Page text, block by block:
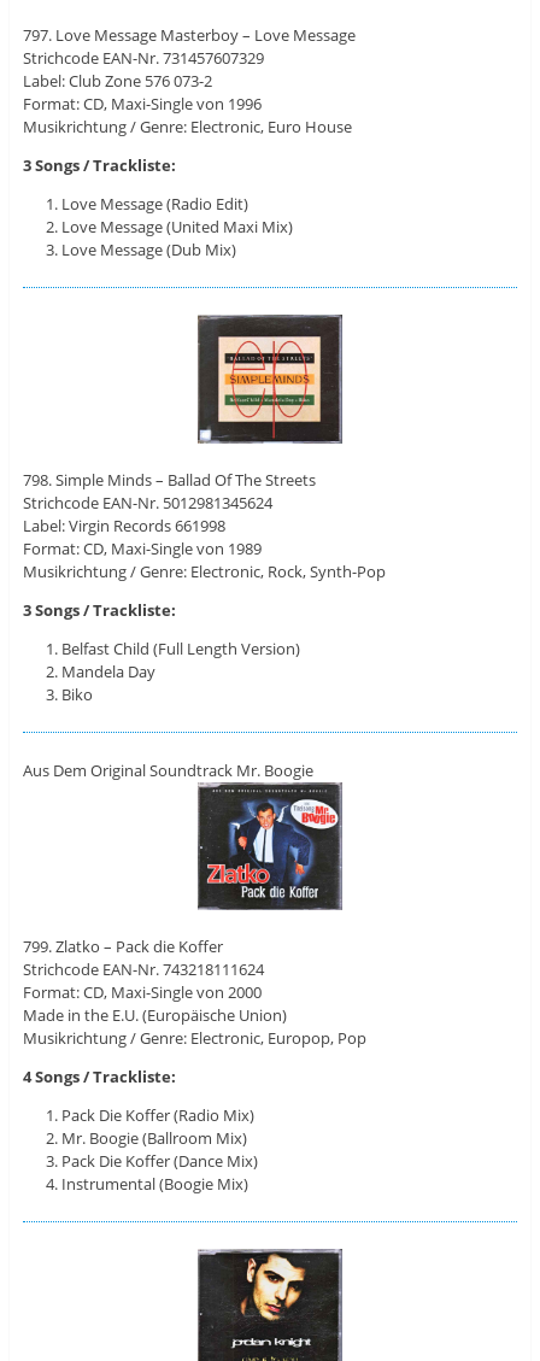
797. Love Message Masterboy – Love Message
Strichcode EAN-Nr. 731457607329
Label: Club Zone 576 073-2
Format: CD, Maxi-Single von 1996
Musikrichtung / Genre: Electronic, Euro House
3 Songs / Trackliste:
Love Message (Radio Edit)
Love Message (United Maxi Mix)
Love Message (Dub Mix)
798. Simple Minds – Ballad Of The Streets
Strichcode EAN-Nr. 5012981345624
Label: Virgin ‎Records 661998
Format: CD, Maxi-Single von 1989
Musikrichtung / Genre: Electronic, Rock, Synth-Pop
3 Songs / Trackliste:
Belfast Child (Full Length Version)
Mandela Day
Biko
Aus Dem Original Soundtrack Mr. Boogie
799. Zlatko – Pack die Koffer
Strichcode EAN-Nr. 743218111624
Format: CD, Maxi-Single von 2000
Made in the E.U. (Europäische Union)
Musikrichtung / Genre: Electronic, Europop, Pop
4 Songs / Trackliste:
Pack Die Koffer (Radio Mix)
Mr. Boogie (Ballroom Mix)
Pack Die Koffer (Dance Mix)
Instrumental (Boogie Mix)